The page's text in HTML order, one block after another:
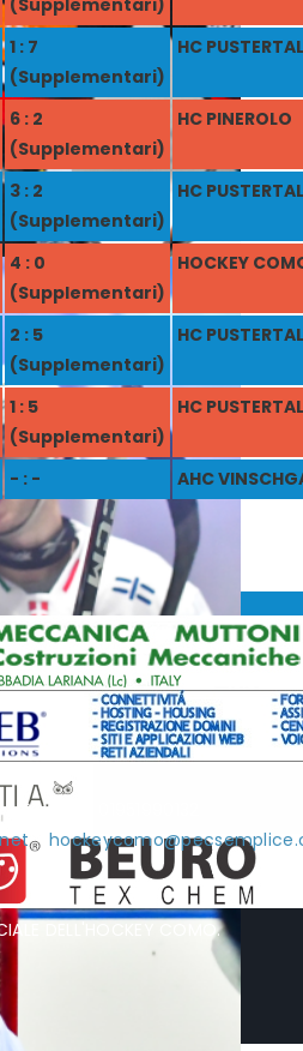
(Supplementari)
1 : 7
(Supplementari)
HC
6 : 2
(Supplementari)
HC PINEROLO
3 : 2
(Supplementari)
HC
4 : 0
(Supplementari)
HOCKEY
2 : 5
(Supplementari)
HC
1 : 5
(Supplementari)
HC
- : - AHC
/ C.F. 01951990132
-
DELL'HOCKEY COMO.